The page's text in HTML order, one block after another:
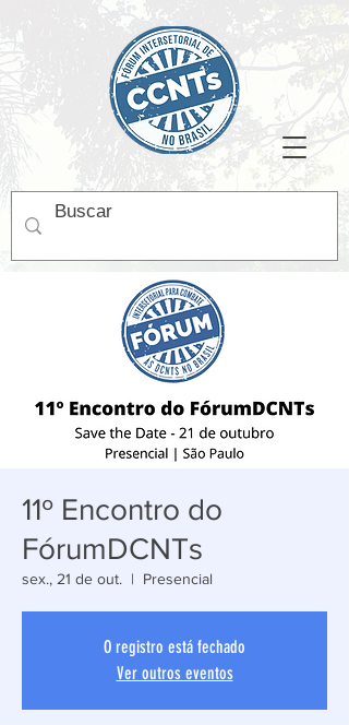
11º Encontro do
FórumDCNTs
sex., 21 de out.
  |
Presencial
O registro está fechado
Ver outros eventos